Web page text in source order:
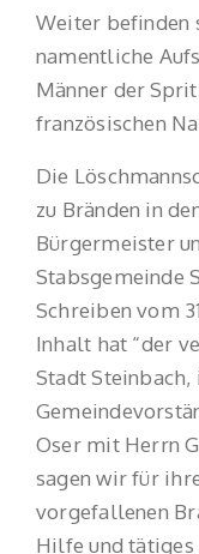
Weiter befinden
namentliche
Männer der
französischen
Die
zu Bränden in
Bürgermeister
Stabsgemeinde
Schreiben vom
Inhalt hat “der
Stadt Steinbach,
Oser mit Herrn
sagen wir für
vorgefallenen
Hilfe und tätiges